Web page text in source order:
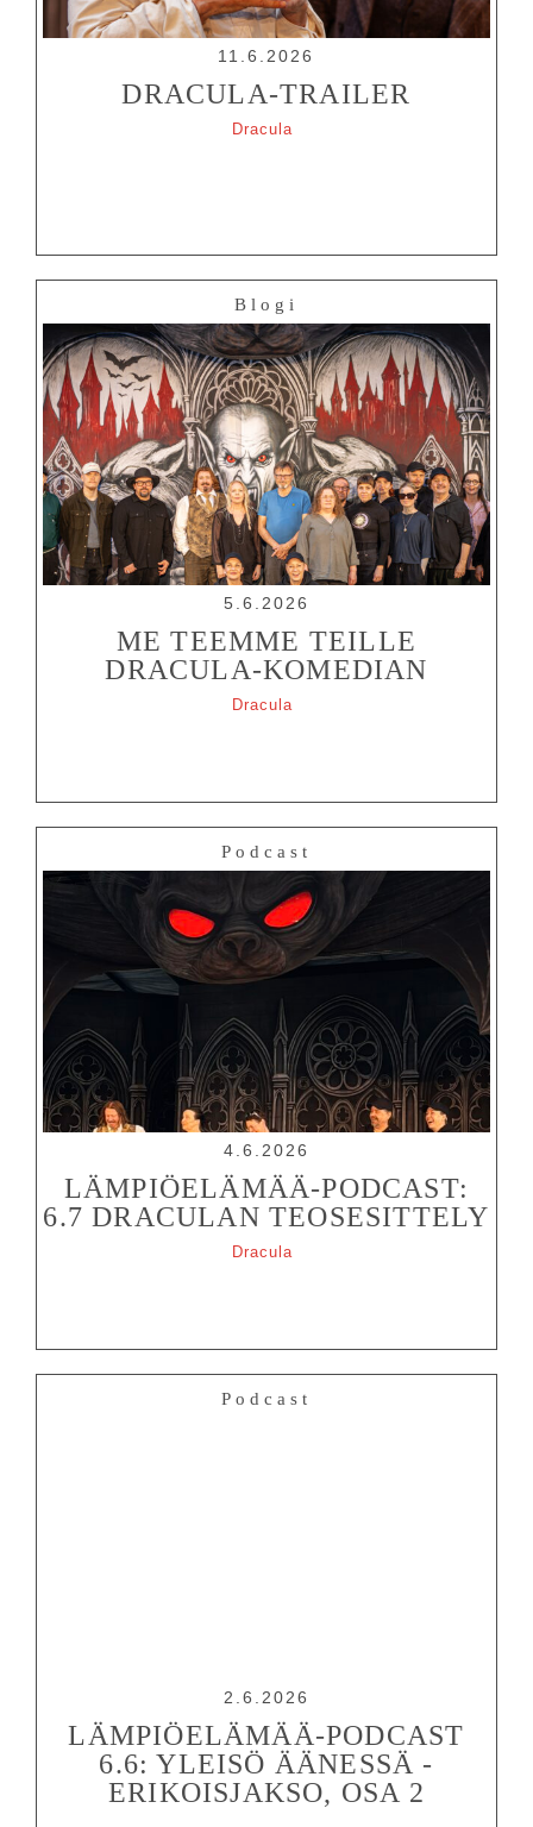
11.6.2026
DRACULA-TRAILER
Dracula
Blogi
5.6.2026
ME TEEMME TEILLE
DRACULA-KOMEDIAN
Dracula
Podcast
4.6.2026
LÄMPIÖELÄMÄÄ-PODCAST:
6.7 DRACULAN TEOSESITTELY
Dracula
Podcast
2.6.2026
LÄMPIÖELÄMÄÄ-PODCAST
6.6: YLEISÖ ÄÄNESSÄ -
ERIKOISJAKSO, OSA 2